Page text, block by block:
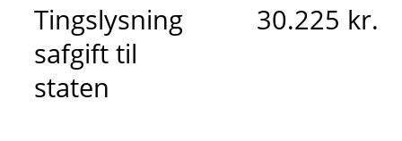
Tingslysning
safgift til
staten
30.225 kr.